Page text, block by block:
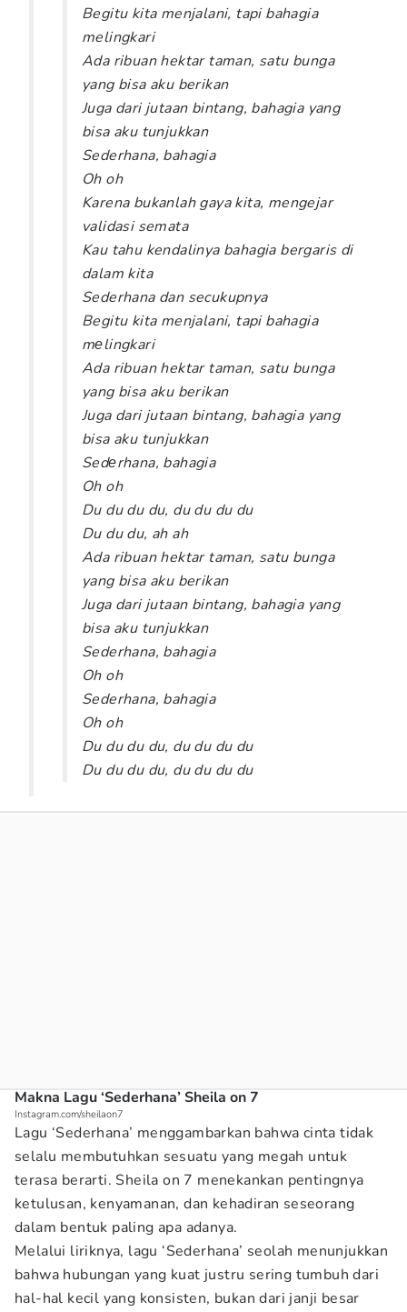
Begitu kita menjalani, tapi bahagia
melingkari
Ada ribuan hektar taman, satu bunga
yang bisa aku berikan
Juga dari jutaan bintang, bahagia yang
bisa aku tunjukkan
Sederhana, bahagia
Oh oh
Karena bukanlah gaya kita, mengejar
validasi semata
Kau tahu kendalinya bahagia bergaris di
dalam kita
Sederhana dan secukupnya
Begitu kita menjalani, tapi bahagia
mеlingkari
Ada ribuan hektar taman, satu bunga
yang bisa aku berikan
Juga dari jutaan bintang, bahagia yang
bisa aku tunjukkan
Sedеrhana, bahagia
Oh oh
Du du du du, du du du du
Du du du, ah ah
Ada ribuan hektar taman, satu bunga
yang bisa aku berikan
Juga dari jutaan bintang, bahagia yang
bisa aku tunjukkan
Sederhana, bahagia
Oh oh
Sederhana, bahagia
Oh oh
Du du du du, du du du du
Du du du du, du du du du
Makna Lagu ‘Sederhana’ Sheila on 7
Instagram.com/sheilaon7
Lagu ‘Sederhana’ menggambarkan bahwa cinta tidak
selalu membutuhkan sesuatu yang megah untuk
terasa berarti. Sheila on 7 menekankan pentingnya
ketulusan, kenyamanan, dan kehadiran seseorang
dalam bentuk paling apa adanya.
Melalui liriknya, lagu ‘Sederhana’ seolah menunjukkan
bahwa hubungan yang kuat justru sering tumbuh dari
hal-hal kecil yang konsisten, bukan dari janji besar